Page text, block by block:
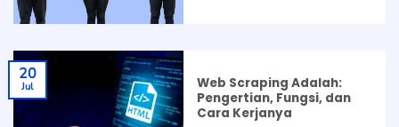
Web Scraping Adalah:
Pengertian, Fungsi, dan
Cara Kerjanya
20
Jul